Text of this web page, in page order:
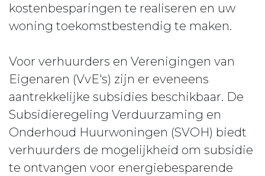
kostenbesparingen te realiseren en uw
woning toekomstbestendig te maken.
Voor verhuurders en Verenigingen van
Eigenaren (VvE's) zijn er eveneens
aantrekkelijke subsidies beschikbaar. De
Subsidieregeling Verduurzaming en
Onderhoud Huurwoningen (SVOH) biedt
verhuurders de mogelijkheid om subsidie
te ontvangen voor energiebesparende